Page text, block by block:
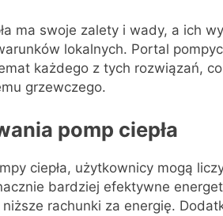
ma swoje zalety i wady, a ich
lokalnych. Portal
każdego z tych rozwiązań,
grzewczego.
pomp ciepła
ciepła, użytkownicy mogą
bardziej efektywne
rachunki za energię.